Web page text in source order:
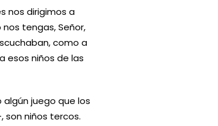
nos dirigimos a
tengas, Señor,
como a
esos niños de las
juego que los
niños tercos.